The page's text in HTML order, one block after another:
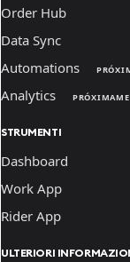
Order Hub
Data Sync
Automations
Analytics
STRUMENTI
Dashboard
Work App
Rider App
ULTERIORI